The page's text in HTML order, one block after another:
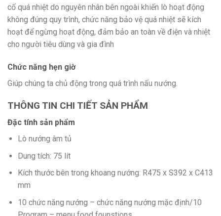
cố quá nhiệt do nguyên nhân bên ngoài khiến lò hoạt động
không đúng quy trình, chức năng bảo vệ quá nhiệt sẽ kích
hoạt để ngừng hoạt động, đảm bảo an toàn về điện và nhiệt
cho người tiêu dùng và gia đình
Chức năng hẹn giờ
Giúp chúng ta chủ động trong quá trình nấu nướng.
THÔNG TIN CHI TIẾT SẢN PHẨM
Đặc tính sản phẩm
Lò nướng âm tủ
Dung tích: 75 lít
Kích thước bên trong khoang nướng: R475 x S392 x C413
mm
10 chức năng nướng – chức năng nướng mặc định/10